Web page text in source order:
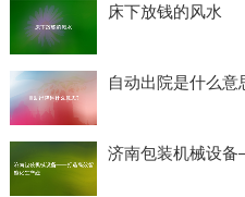
床下放钱的风水
自动出院是什么意
济南包装机械设